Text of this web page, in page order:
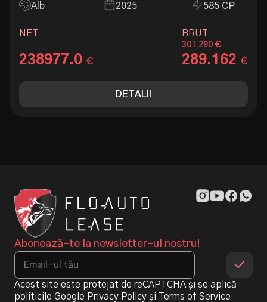
Alb 2025 585 CP
NET
238977.0 €
BRUT
301.290 €
289.162 €
DETALII
Abonează-te la newsletter-ul nostru!
Acest site este protejat de reCAPTCHA și se aplică
politicile Google Privacy Policy și Terms of Service